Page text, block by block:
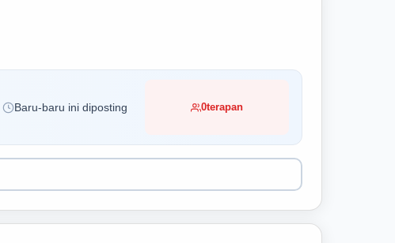
Baru-baru ini diposting 0terapan